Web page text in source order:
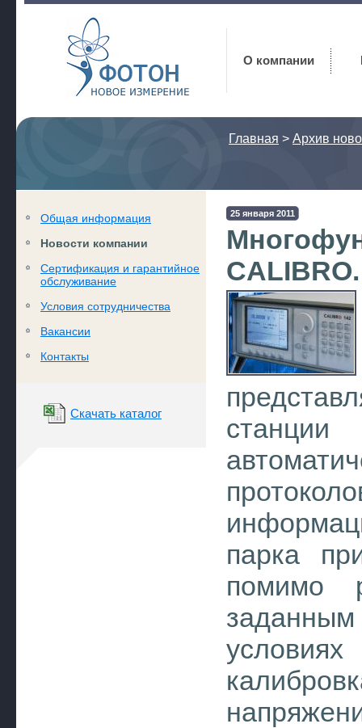
Фотон
О компании
Главная > Архив
Общая информация
Новости компании
Сертификация и гарантийное
обслуживание
Условия сотрудничества
Вакансии
Контакты
Скачать каталог
25 января 2011
CALIBRO.
парка
помимо